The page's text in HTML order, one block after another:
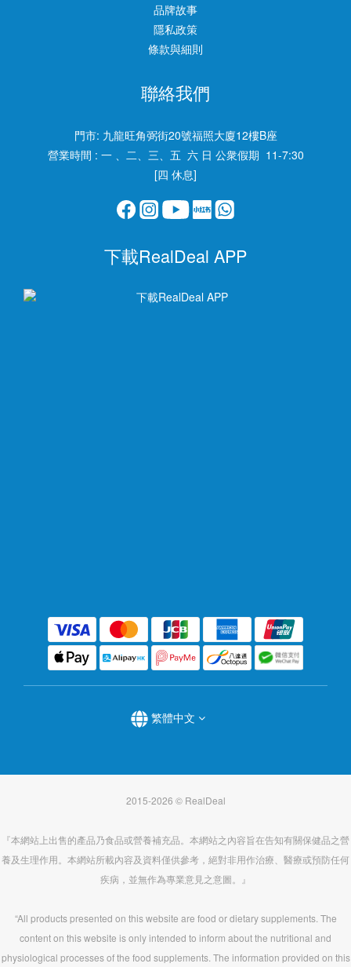
品牌故事
隱私政策
條款與細則
聯絡我們
門市: 九龍旺角弼街20號福照大廈12樓B座
營業時間 : 一 、二、三、五 六 日 公衆假期 11-7:30
[四 休息]
下載RealDeal APP
繁體中文
2015-2026 © RealDeal
『本網站上出售的產品乃食品或營養補充品。本網站之內容旨在告知有關保健品之營
養及生理作用。本網站所載內容及資料僅供參考，絕對非用作治療、醫療或預防任何
疾病，並無作為專業意見之意圖。』
“All products presented on this website are food or dietary supplements. The
content on this website is only intended to inform about the nutritional and
physiological processes of the food supplements. The information provided on this